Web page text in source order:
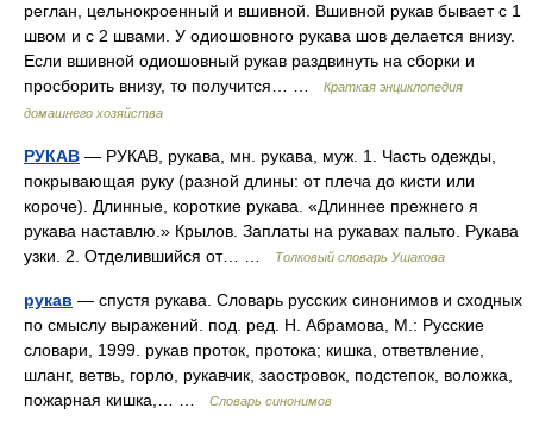
реглан, цельнокроенный и вшивной. Вшивной рукав бывает с 1
швом и с 2 швами. У одиошовного рукава шов делается внизу.
Если вшивной одиошовный рукав раздвинуть на сборки и
просборить внизу, то получится… …
Краткая энциклопедия
домашнего хозяйства
РУКАВ — РУКАВ, рукава, мн. рукава, муж. 1. Часть одежды,
покрывающая руку (разной длины: от плеча до кисти или
короче). Длинные, короткие рукава. «Длиннее прежнего я
рукава наставлю.» Крылов. Заплаты на рукавах пальто. Рукава
узки. 2. Отделившийся от… …
Толковый словарь Ушакова
рукав — спустя рукава. Словарь русских синонимов и сходных
по смыслу выражений. под. ред. Н. Абрамова, М.: Русские
словари, 1999. рукав проток, протока; кишка, ответвление,
шланг, ветвь, горло, рукавчик, заостровок, подстепок, воложка,
пожарная кишка,… …
Словарь синонимов